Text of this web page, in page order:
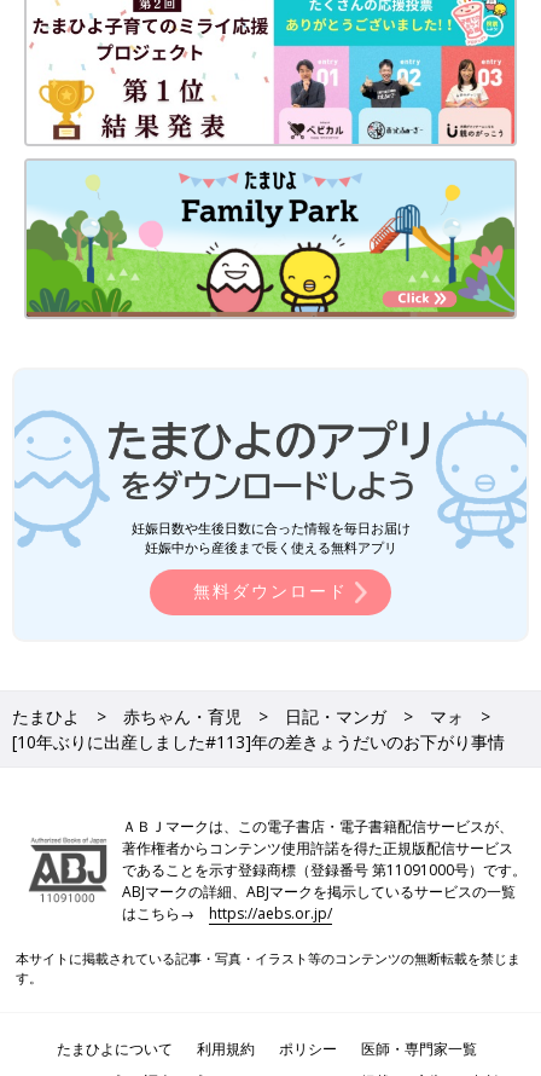
静岡の田舎町在住。
高校1年生の長女、中学1年生の長男、10年ぶりに妊娠・出産し
た末っ子の次女はもう2歳！
妊娠・育児の記録を（インスタグラム）にて公開中。
Twitter／@maoppachi
●webサイト／maoppachi
前の話
[10年ぶりに出産しま
した#112]プレ幼稚園
に行こう！
一覧
次の話
[10年ぶりに出産しまし
た#114]鉄剤シロップ
と次女
妊娠日数や生後日数に合った情報を毎日お届け
妊娠中から産後まで長く使える無料アプリ
無料ダウンロード
たまひよ 赤ちゃん・育児 日記・マンガ
マォ
[10年ぶりに出産しました#113]年の差きょうだいのお下がり事情
ＡＢＪマークは、この電子書店・電子書籍配信サービスが、
著作権者からコンテンツ使用許諾を得た正規版配信サービス
であることを示す登録商標（登録番号 第11091000号）です。
ABJマークの詳細、ABJマークを掲示しているサービスの一覧
はこちら→https://aebs.or.jp/
本サイトに掲載されている記事・写真・イラスト等のコンテンツの無断転載を禁じま
す。
たまひよについて 利用規約 ポリシー
医師・専門家一覧